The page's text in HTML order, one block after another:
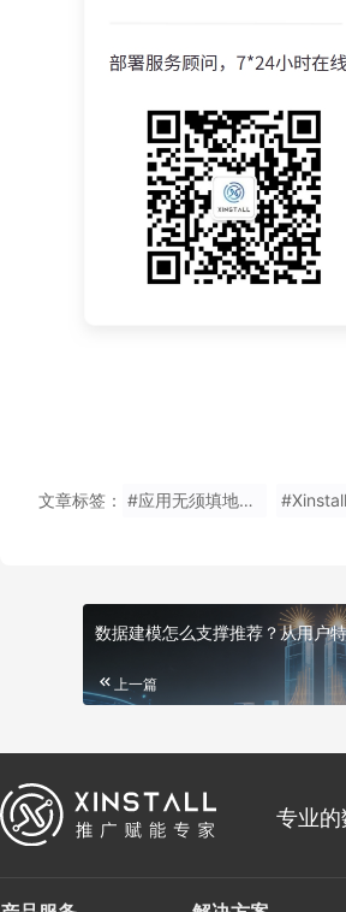
文章标签： #应用无须填地推码注册 #Xinstall
数据建模怎么支撑推荐？从用户
上一篇
专业